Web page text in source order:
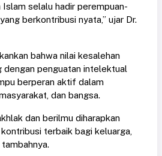
selalu hadir perempuan-
berkontribusi nyata,” ujar Dr.
bahwa nilai kesalehan
dengan penguatan intelektual
berperan aktif dalam
dan bangsa.
dan berilmu diharapkan
terbaik bagi keluarga,
tambahnya.